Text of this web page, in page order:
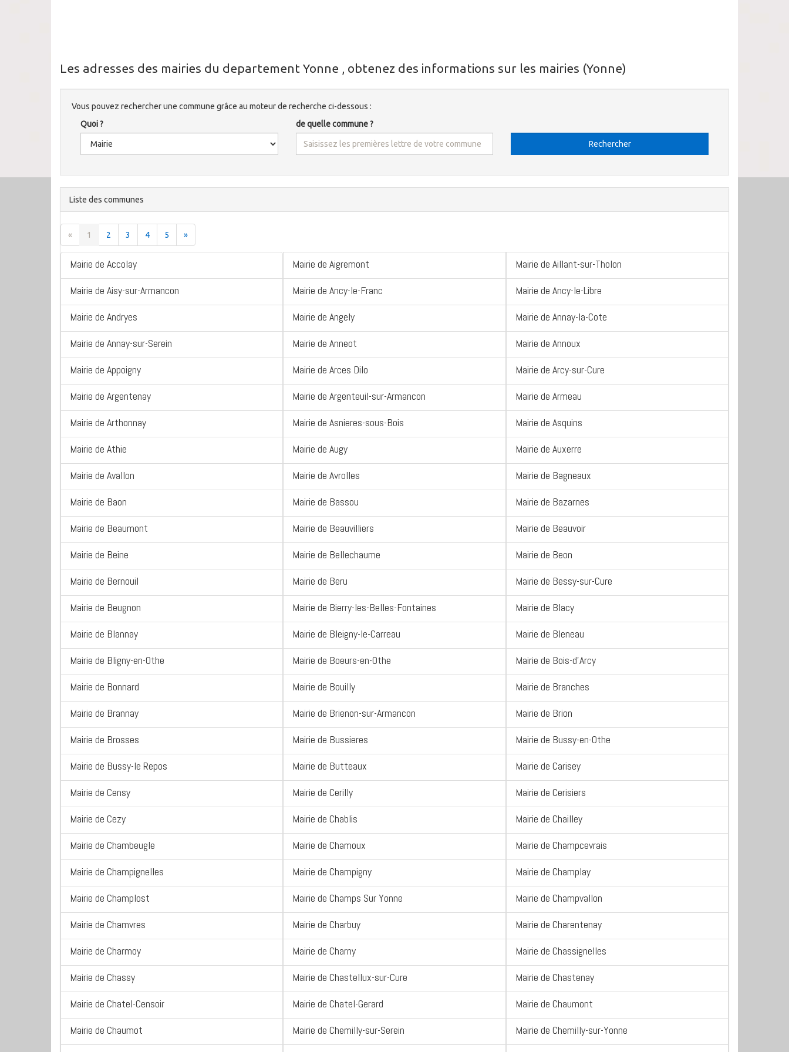
Les adresses des mairies du departement Yonne , obtenez des informations sur les mairies (Yonne)
Vous pouvez rechercher une commune grâce au moteur de recherche ci-dessous :
Quoi ?
de quelle commune ?
Rechercher
Liste des communes
« 1 2 3 4 5 »
Mairie de Accolay Mairie de Aigremont
Mairie de Aillant-sur-Tholon
Mairie de Aisy-sur-Armancon
Mairie de Ancy-le-Franc
Mairie de Ancy-le-Libre
Mairie de Andryes
Mairie de Angely
Mairie de Annay-la-Cote
Mairie de Annay-sur-Serein
Mairie de Anneot
Mairie de Annoux
Mairie de Appoigny
Mairie de Arces Dilo
Mairie de Arcy-sur-Cure
Mairie de Argentenay
Mairie de Argenteuil-sur-Armancon
Mairie de Armeau
Mairie de Arthonnay
Mairie de Asnieres-sous-Bois
Mairie de Asquins
Mairie de Athie
Mairie de Augy
Mairie de Auxerre
Mairie de Avallon
Mairie de Avrolles
Mairie de Bagneaux
Mairie de Baon
Mairie de Bassou
Mairie de Bazarnes
Mairie de Beaumont
Mairie de Beauvilliers
Mairie de Beauvoir
Mairie de Beine
Mairie de Bellechaume
Mairie de Beon
Mairie de Bernouil
Mairie de Beru
Mairie de Bessy-sur-Cure
Mairie de Beugnon
Mairie de Bierry-les-Belles-Fontaines
Mairie de Blacy
Mairie de Blannay
Mairie de Bleigny-le-Carreau
Mairie de Bleneau
Mairie de Bligny-en-Othe
Mairie de Boeurs-en-Othe
Mairie de Bois-d'Arcy
Mairie de Bonnard
Mairie de Bouilly
Mairie de Branches
Mairie de Brannay
Mairie de Brienon-sur-Armancon
Mairie de Brion
Mairie de Brosses
Mairie de Bussieres
Mairie de Bussy-en-Othe
Mairie de Bussy-le Repos
Mairie de Butteaux
Mairie de Carisey
Mairie de Censy
Mairie de Cerilly
Mairie de Cerisiers
Mairie de Cezy
Mairie de Chablis
Mairie de Chailley
Mairie de Chambeugle
Mairie de Chamoux
Mairie de Champcevrais
Mairie de Champignelles
Mairie de Champigny
Mairie de Champlay
Mairie de Champlost
Mairie de Champs Sur Yonne
Mairie de Champvallon
Mairie de Chamvres
Mairie de Charbuy
Mairie de Charentenay
Mairie de Charmoy
Mairie de Charny
Mairie de Chassignelles
Mairie de Chassy
Mairie de Chastellux-sur-Cure
Mairie de Chastenay
Mairie de Chatel-Censoir
Mairie de Chatel-Gerard
Mairie de Chaumont
Mairie de Chaumot
Mairie de Chemilly-sur-Serein
Mairie de Chemilly-sur-Yonne